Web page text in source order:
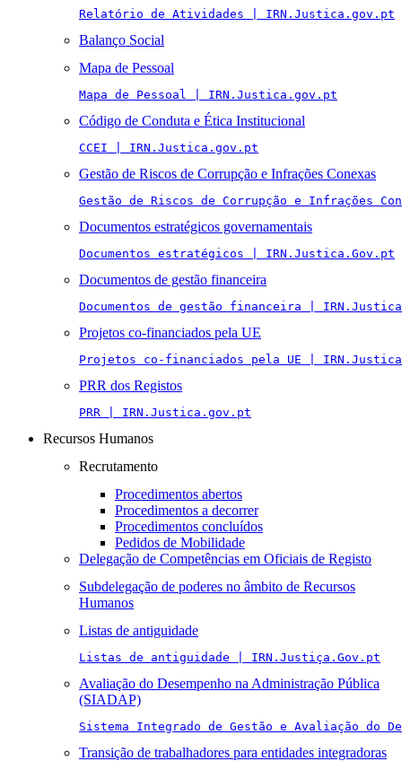
Relatório de Atividades | IRN.Justica.gov.pt
Balanço Social
Mapa de Pessoal
Mapa de Pessoal | IRN.Justica.gov.pt
Código de Conduta e Ética Institucional
CCEI | IRN.Justica.gov.pt
Gestão de Riscos de Corrupção e Infrações Conexas
Gestão de Riscos de Corrupção e Infrações
Documentos estratégicos governamentais
Documentos estratégicos | IRN.Justica.Gov.pt
Documentos de gestão financeira
Documentos de gestão financeira |
Projetos co-financiados pela UE
Projetos co-financiados pela UE |
PRR dos Registos
PRR | IRN.Justica.gov.pt
Recursos Humanos
Recrutamento
Procedimentos abertos
Procedimentos a decorrer
Procedimentos concluídos
Pedidos de Mobilidade
Delegação de Competências em Oficiais de Registo
Subdelegação de poderes no âmbito de Recursos
Humanos
Listas de antiguidade
Listas de antiguidade | IRN.Justiça.Gov.pt
Avaliação do Desempenho na Administração Pública
(SIADAP)
Sistema Integrado de Gestão e Avaliação do
Transição de trabalhadores para entidades integradoras